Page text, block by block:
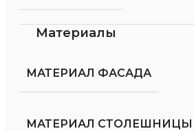
Материалы
МАТЕРИАЛ ФАСАДА
МАТЕРИАЛ СТОЛЕШНИЦЫ